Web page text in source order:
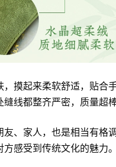
，摸起来柔软舒适，贴合
线都整齐严密，质量超棒
、家人，也是相当有格
感受到传统文化的魅力。